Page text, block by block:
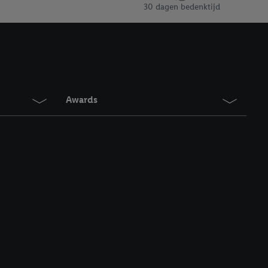
30 dagen bedenktijd
Awards
vergelijkbare
in te